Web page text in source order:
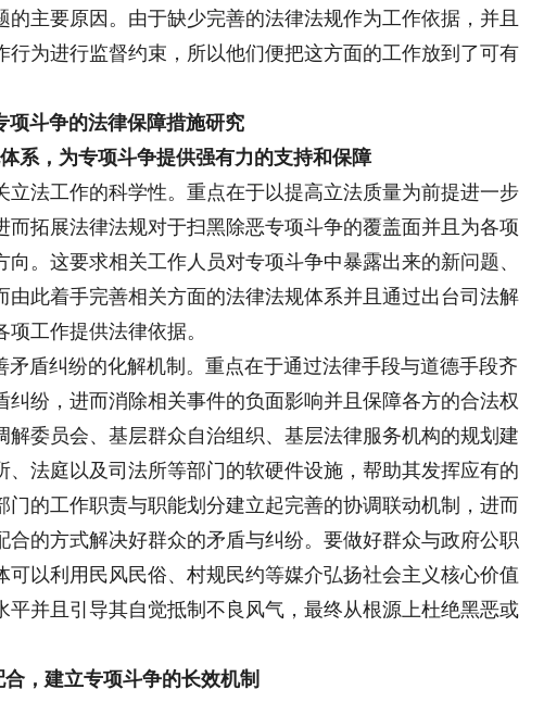
的主要原因。由于缺少完善的法律法规作为工作依据，并且
行为进行监督约束，所以他们便把这方面的工作放到了可有
项斗争的法律保障措施研究
，为专项斗争提供强有力的支持和保障
立法工作的科学性。重点在于以提高立法质量为前提进一步
而拓展法律法规对于扫黑除恶专项斗争的覆盖面并且为各项
。这要求相关工作人员对专项斗争中暴露出来的新问题、
由此着手完善相关方面的法律法规体系并且通过出台司法解
工作提供法律依据。
盾纠纷的化解机制。重点在于通过法律手段与道德手段齐
纠纷，进而消除相关事件的负面影响并且保障各方的合法权
解委员会、基层群众自治组织、基层法律服务机构的规划建
、法庭以及司法所等部门的软硬件设施，帮助其发挥应有的
门的工作职责与职能划分建立起完善的协调联动机制，进而
合的方式解决好群众的矛盾与纠纷。要做好群众与政府公职
可以利用民风民俗、村规民约等媒介弘扬社会主义核心价值
平并且引导其自觉抵制不良风气，最终从根源上杜绝黑恶或
，建立专项斗争的长效机制